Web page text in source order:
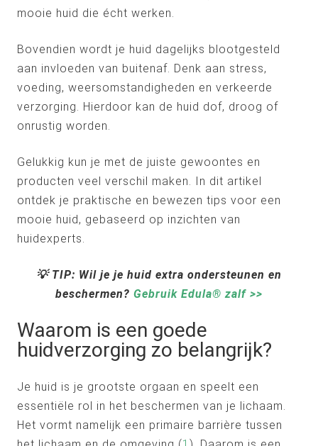
mooie huid die écht werken.
Bovendien wordt je huid dagelijks blootgesteld
aan invloeden van buitenaf. Denk aan stress,
voeding, weersomstandigheden en verkeerde
verzorging. Hierdoor kan de huid dof, droog of
onrustig worden.
Gelukkig kun je met de juiste gewoontes en
producten veel verschil maken. In dit artikel
ontdek je praktische en bewezen tips voor een
mooie huid, gebaseerd op inzichten van
huidexperts.
💡 TIP: Wil je je huid extra ondersteunen en
beschermen? Gebruik Edula® zalf >>
Waarom is een goede
huidverzorging zo belangrijk?
Je huid is je grootste orgaan en speelt een
essentiële rol in het beschermen van je lichaam.
Het vormt namelijk een primaire barrière tussen